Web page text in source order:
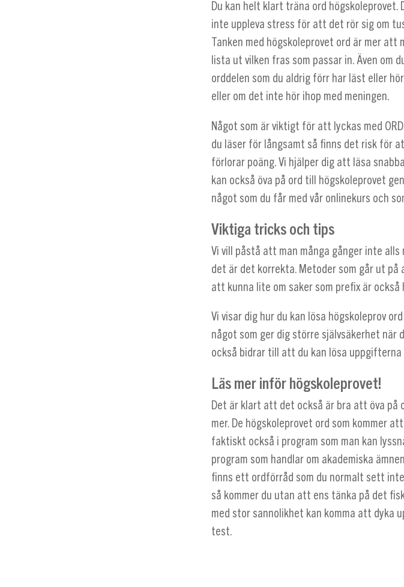
Du kan helt klart träna ord
inte uppleva stress för att det rör sig om
Tanken med högskoleprovet ord är mer
lista ut vilken fras som passar in. Även om
orddelen som du aldrig förr har läst eller
eller om det inte hör ihop med meningen.
Något som är viktigt för att lyckas med
du läser för långsamt så finns det risk för
förlorar poäng. Vi hjälper dig att läsa
kan också öva på ord till högskoleprovet
något som du får med vår onlinekurs och
Viktiga tricks och tips
Vi vill påstå att man många gånger inte
det är det korrekta. Metoder som går ut
att kunna lite om saker som prefix är också
Vi visar dig hur du kan lösa högskoleprov
något som ger dig större självsäkerhet när
också bidrar till att du kan lösa uppgifterna
Läs mer inför högskoleprovet!
Det är klart att det också är bra att öva på
mer. De högskoleprovet ord som kommer
faktiskt också i program som man kan
program som handlar om akademiska
finns ett ordförråd som du normalt sett
så kommer du utan att ens tänka på det
med stor sannolikhet kan komma att dyka
test.